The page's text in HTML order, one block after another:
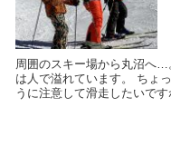
周囲のスキー場から丸沼へ
は人で溢れています。 ちょ
うに注意して滑走したいです